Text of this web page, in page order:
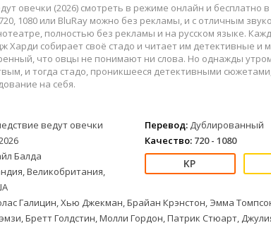
Военные
Детективы
Детские
Драмы
Комедии
Спорт
Триллеры
2024
2023
2022
2021
Фильмы
овечки (2026) смотреть в режиме онлайн и бесплатно
1080 или BluRay можно без рекламы, и с отличным
полностью без рекламы и на русском языке.
Харди собирает своё стадо и читает им детективные и
что овцы не понимают ни слова. Но однажды
и тогда стадо, проникшееся детективными
на себя.
ведут овечки
Балда
Великобритания,
Перевод: Дублированный
Качество: 720 - 1080
Галицин, Хью Джекман, Брайан Крэнстон, Эмма
Бретт Голдстин, Молли Гордон, Патрик Стюарт,